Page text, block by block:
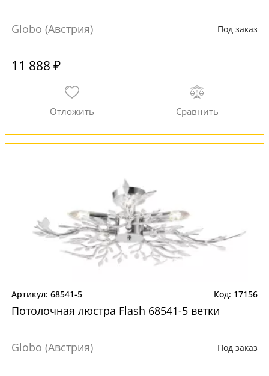
Globo (Австрия) Под заказ
11 888 ₽
68541-5 17156
Потолочная люстра Flash 68541-5 ветки
Globo (Австрия) Под заказ